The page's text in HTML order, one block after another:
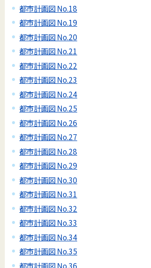
都市計画図 No.18
都市計画図 No.19
都市計画図 No.20
都市計画図 No.21
都市計画図 No.22
都市計画図 No.23
都市計画図 No.24
都市計画図 No.25
都市計画図 No.26
都市計画図 No.27
都市計画図 No.28
都市計画図 No.29
都市計画図 No.30
都市計画図 No.31
都市計画図 No.32
都市計画図 No.33
都市計画図 No.34
都市計画図 No.35
都市計画図 No.36